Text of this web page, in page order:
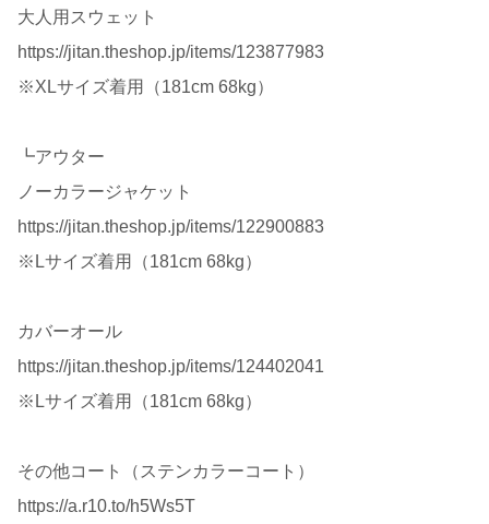
大人用スウェット
https://jitan.theshop.jp/items/123877983
※XLサイズ着用（181cm 68kg）
┗アウター
ノーカラージャケット
https://jitan.theshop.jp/items/122900883
※Lサイズ着用（181cm 68kg）
カバーオール
https://jitan.theshop.jp/items/124402041
※Lサイズ着用（181cm 68kg）
その他コート（ステンカラーコート）
https://a.r10.to/h5Ws5T